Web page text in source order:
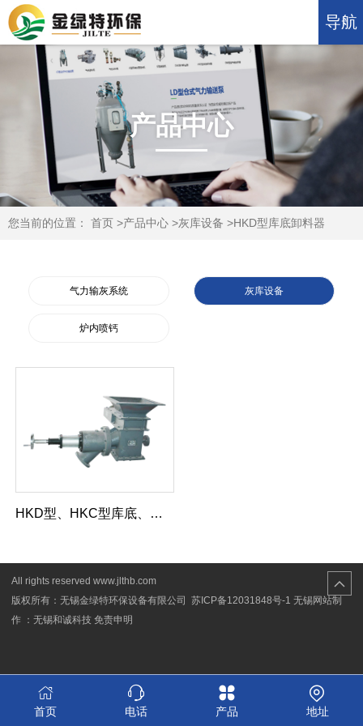
导航
产品中心
您当前的位置： 首页 >产品中心 >灰库设备 >HKD型库底卸料器
气力输灰系统 灰库设备
炉内喷钙
HKD型、HKC型库底、库侧卸料器
All rights reserved www.jlthb.com
版权所有：无锡金绿特环保设备有限公司苏ICP备12031848号-1无锡网站制
作 ：无锡和诚科技 免责申明
首页 电话 产品 地址